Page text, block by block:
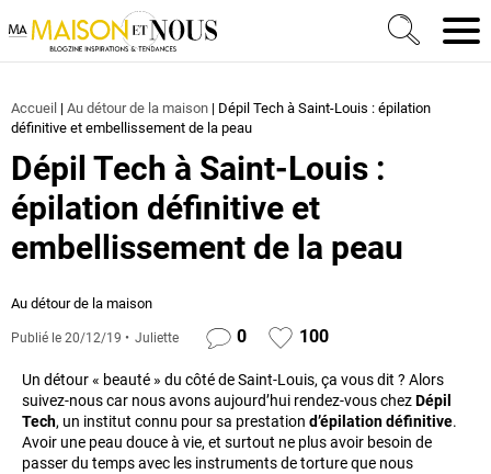
Ma Maison et Nous Construction, rénovation &
Accueil | Au détour de la maison | Dépil Tech à Saint-Louis : épilation
définitive et embellissement de la peau
Dépil Tech à Saint-Louis :
épilation définitive et
embellissement de la peau
Au détour de la maison
Publié le 20/12/19 Juliette 0 100
Un détour « beauté » du côté de Saint-Louis, ça vous dit ? Alors
suivez-nous car nous avons aujourd’hui rendez-vous chezDépil
Tech, un institut connu pour sa prestation d’épilation définitive.
Avoir une peau douce à vie, et surtout ne plus avoir besoin de
passer du temps avec les instruments de torture que nous